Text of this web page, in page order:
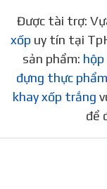
Được tài trợ:
xốp uy tín tại
sản phẩm: hộp
đựng thực phẩm
khay xốp trắng
để